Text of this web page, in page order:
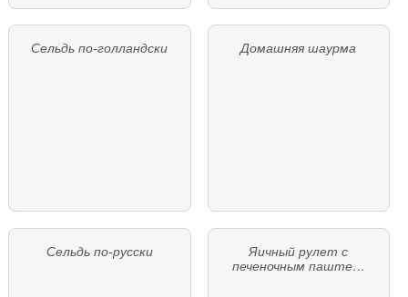
Сельдь по-голландски Домашняя шаурма
Сельдь по-русски
Яичный рулет с
печеночным паште…